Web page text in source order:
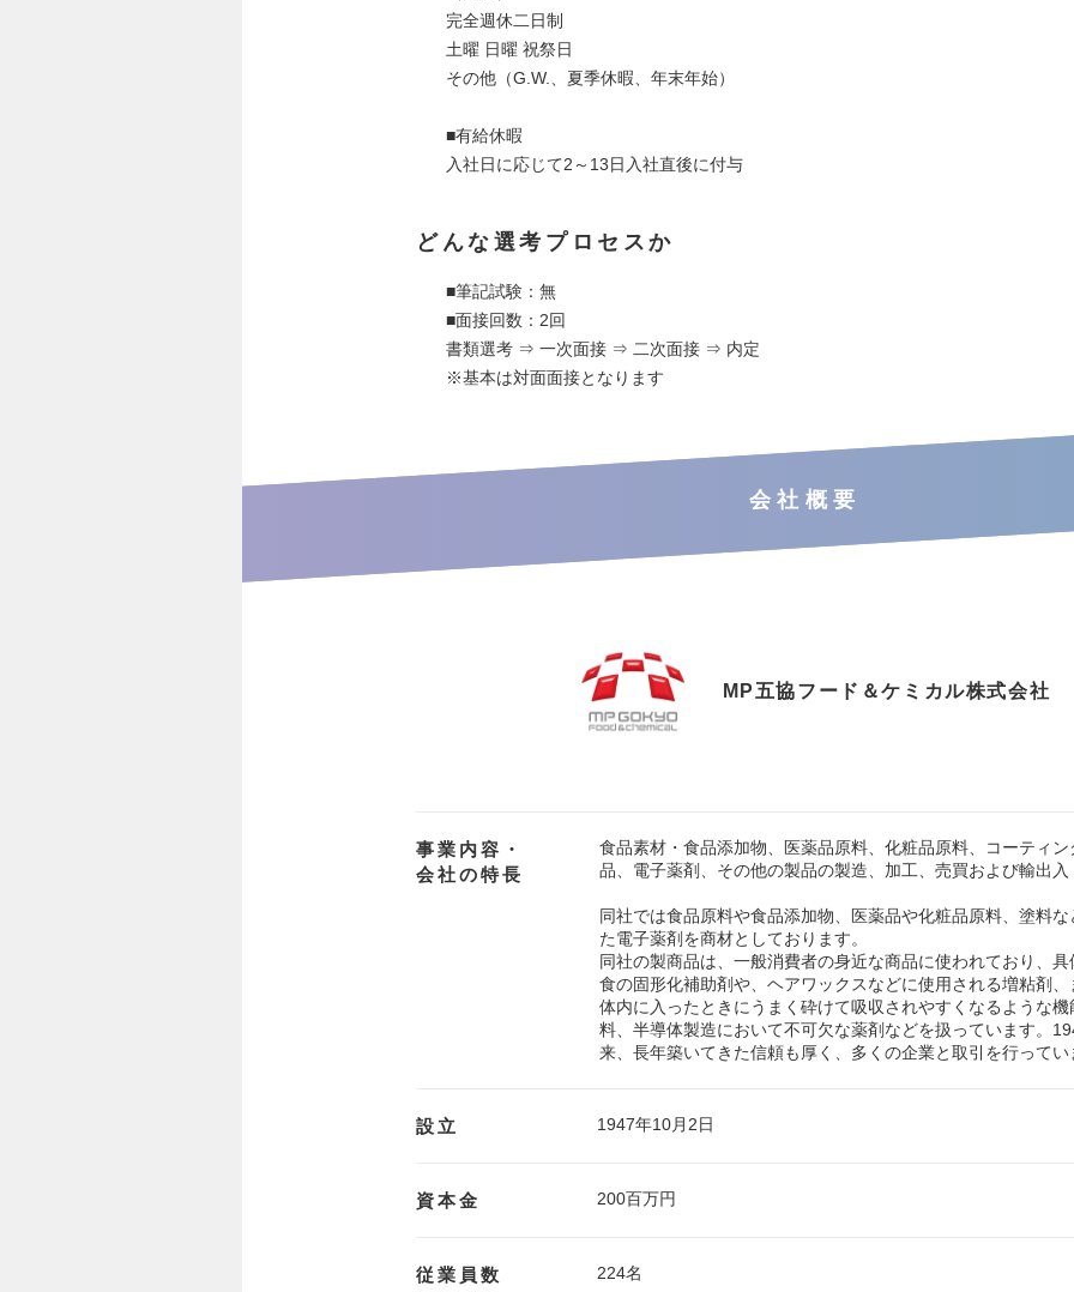
完全週休二日制
土曜 日曜 祝祭日
その他（G.W.、夏季休暇、年末年始）
■有給休暇
入社日に応じて2～13日入社直後に付与
どんな選考プロセスか
■筆記試験：無
■面接回数：2回
書類選考 ⇒ 一次面接 ⇒ 二次面接 ⇒ 内定
※基本は対面面接となります
会社概要
MP五協フード＆ケミカル株式会社
事業内容・
会社の特長
食品素材・食品添加物、医薬品原料、化粧品原料、コーティ
品、電子薬剤、その他の製品の製造、加工、売買および輸出入
同社では食品原料や食品添加物、医薬品や化粧品原料、塗料
た電子薬剤を商材としております。
同社の製商品は、一般消費者の身近な商品に使われており、
食の固形化補助剤や、ヘアワックスなどに使用される増粘剤
体内に入ったときにうまく砕けて吸収されやすくなるような
料、半導体製造において不可欠な薬剤などを扱っています。
来、長年築いてきた信頼も厚く、多くの企業と取引を行ってい
設立 1947年10月2日
資本金 200百万円
従業員数 224名